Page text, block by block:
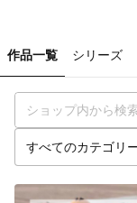
作品一覧 シリーズ